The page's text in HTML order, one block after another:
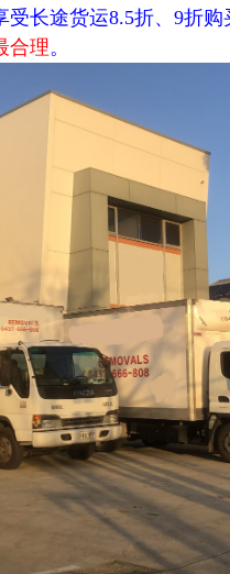
长途货运8.5折、9折购
合理。